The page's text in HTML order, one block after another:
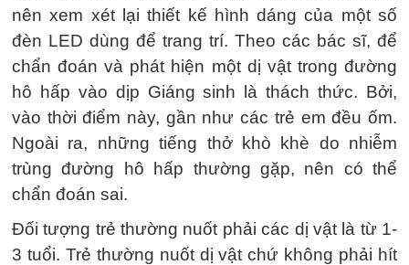
nên xem xét lại thiết kế hình dáng của một số
đèn LED dùng để trang trí. Theo các bác sĩ, để
chẩn đoán và phát hiện một dị vật trong đường
hô hấp vào dịp Giáng sinh là thách thức. Bởi,
vào thời điểm này, gần như các trẻ em đều ốm.
Ngoài ra, những tiếng thở khò khè do nhiễm
trùng đường hô hấp thường gặp, nên có thể
chẩn đoán sai.
Đối tượng trẻ thường nuốt phải các dị vật là từ 1-
3 tuổi. Trẻ thường nuốt dị vật chứ không phải hít